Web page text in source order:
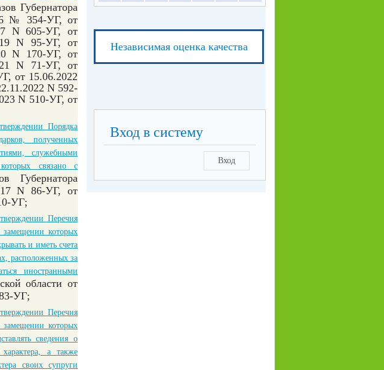
Губернатора
№ 354-УГ, от
N 605-УГ, от
N 95-УГ, от
N 170-УГ, от
N 71-УГ, от
от 15.06.2022
N 592-
N 510-УГ, от
Порядка
полученных
служебными
связано с
Губернатора
N 86-УГ, от
УГ;
Перечня
замещении которых
и иметь счета
расположенных за
иностранными
области от
УГ;
Перечня
замещении которых
сведения о
а также
своих супруги
Независимая оценка качества
Вход в систему
Вход